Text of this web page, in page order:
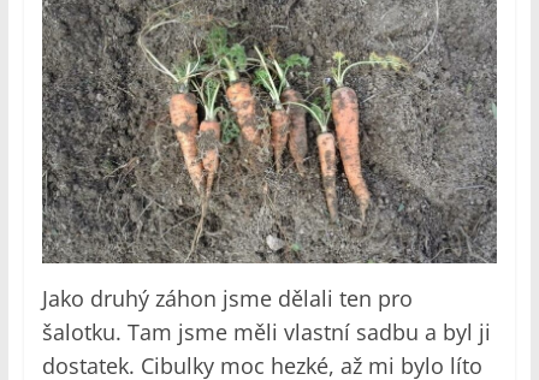
Jako druhý záhon jsme dělali ten pro
šalotku. Tam jsme měli vlastní sadbu a byl ji
dostatek. Cibulky moc hezké, až mi bylo líto